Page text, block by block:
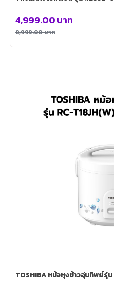
8,999.00บาท
4,999.00 บาท
TOSHIBA หม้อหุงข้าวอุ่นทิพย์รุ่น